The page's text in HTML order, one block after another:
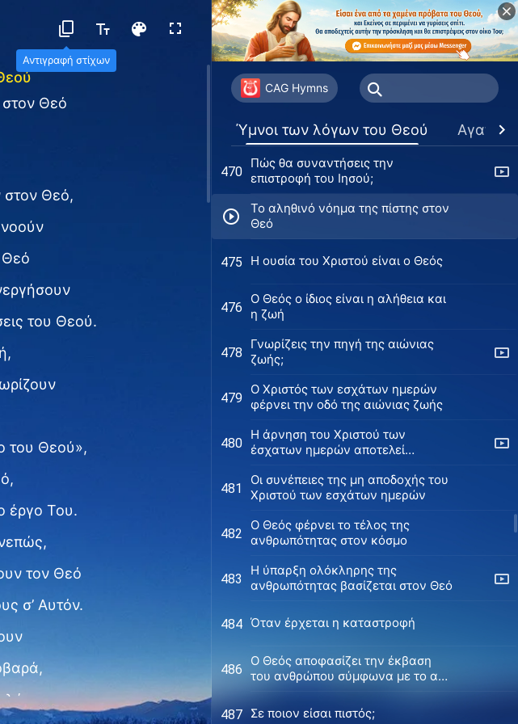
Αντιγραφή στίχων
στον Θεό
στον Θεό,
Θεό
του Θεού.
του Θεού»,
έργο Του.
τον Θεό
σ’ Αυτόν.
CAG Hymns
Ύμνοι των λόγων του Θεού
Βασιλείας
467
Πώς να καταλάβεις την εμφάνιση
και το έργο του Χριστού των
εσχάτων καιρών
468
Ο Θεός είναι Θεός, ο άνθρωπος
είναι άνθρωπος
469 έργο του Θεού
470
Πώς θα συναντήσεις την
επιστροφή του Ιησού;
Το αληθινό νόημα της πίστης στον
Θεό
475 H ουσία του Χριστού είναι ο Θεός
476
Ο Θεός ο ίδιος είναι η αλήθεια και
η ζωή
478
Γνωρίζεις την πηγή της αιώνιας
ζωής;
479
O Χριστός των εσχάτων ημερών
φέρνει την οδό της αιώνιας ζωής
480
Η άρνηση του Χριστού των
έσχατων ημερών αποτελεί
481
Οι συνέπειες της μη αποδοχής του
Χριστού των εσχάτων ημερών
482
Ο Θεός φέρνει το τέλος της
ανθρωπότητας στον κόσμο
483
Η ύπαρξη ολόκληρης της
ανθρωπότητας βασίζεται στον Θεό
484 Όταν έρχεται η καταστροφή
486
Ο Θεός αποφασίζει την έκβαση
του ανθρώπου σύμφωνα με το αν
487
Σε ποιον είσαι πιστός;